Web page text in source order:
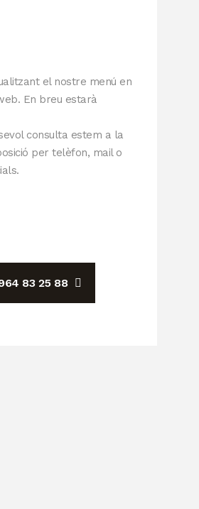
el nostre menú en
En breu estarà
consulta estem a la
per telèfon, mail o
83 25 88